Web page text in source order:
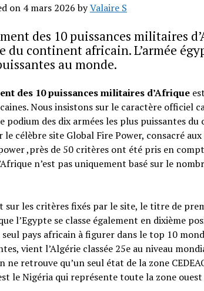
on 4 mars 2026 byValaire S
des 10 puissances militaires
du continent africain. L’armée
au monde.
des 10 puissances militaires d’Afrique
Nous insistons sur le caractère officiel
podium des dix armées les plus puissantes
célèbre site Global Fire Power, consacré aux
,près de 50 critères ont été pris en
n’est pas uniquement basé sur le
sur les critères fixés par le site, le titre de
l’Egypte se classe également en dixième
seul pays africain à figurer dans le top 10
vient l’Algérie classée 25e au niveau
ne retrouve qu’un seul état de la zone
le Nigéria qui représente toute la zone